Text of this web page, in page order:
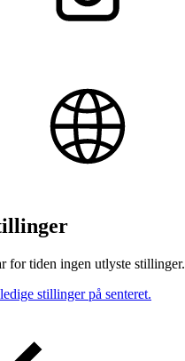
for tiden ingen utlyste stillinger.
stillinger på senteret.